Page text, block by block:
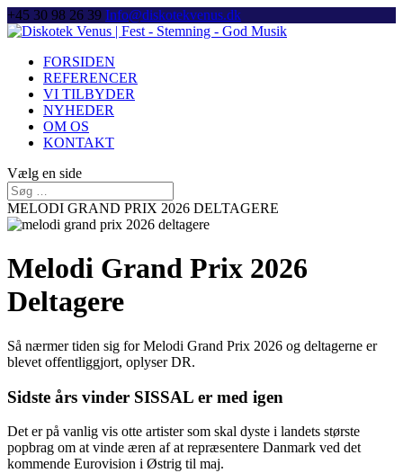
+45 30 98 26 39 Info@diskotekvenus.dk
FORSIDEN
REFERENCER
VI TILBYDER
NYHEDER
OM OS
KONTAKT
Vælg en side
MELODI GRAND PRIX 2026 DELTAGERE
Melodi Grand Prix 2026
Deltagere
Så nærmer tiden sig for Melodi Grand Prix 2026 og deltagerne er
blevet offentliggjort, oplyser DR.
Sidste års vinder SISSAL er med igen
Det er på vanlig vis otte artister som skal dyste i landets største
popbrag om at vinde æren af at repræsentere Danmark ved det
kommende Eurovision i Østrig til maj.